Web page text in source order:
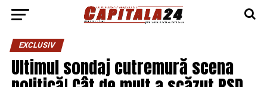
EXCLUSIV
Ultimul sondaj cutremură scena